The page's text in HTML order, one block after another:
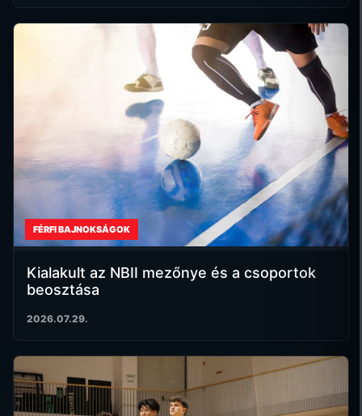
FÉRFI BAJNOKSÁGOK
Kialakult az NBII mezőnye és a csoportok
beosztása
2026.07.29.